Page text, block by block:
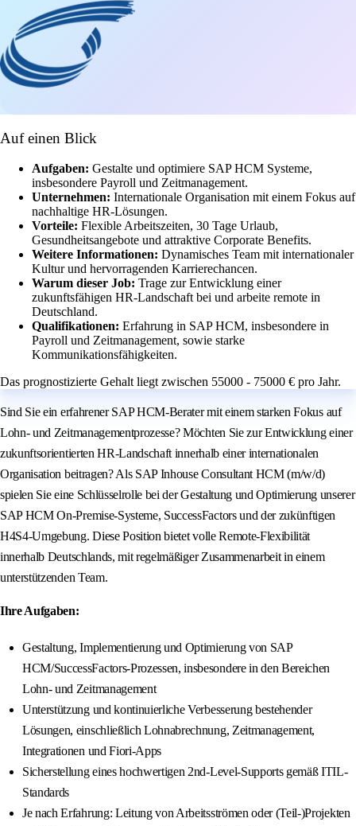
Auf einen Blick
Aufgaben: Gestalte und optimiere SAP HCM Systeme,
insbesondere Payroll und Zeitmanagement.
Unternehmen: Internationale Organisation mit einem Fokus auf
nachhaltige HR-Lösungen.
Vorteile: Flexible Arbeitszeiten, 30 Tage Urlaub,
Gesundheitsangebote und attraktive Corporate Benefits.
Weitere Informationen: Dynamisches Team mit internationaler
Kultur und hervorragenden Karrierechancen.
Warum dieser Job: Trage zur Entwicklung einer
zukunftsfähigen HR-Landschaft bei und arbeite remote in
Deutschland.
Qualifikationen: Erfahrung in SAP HCM, insbesondere in
Payroll und Zeitmanagement, sowie starke
Kommunikationsfähigkeiten.
Das prognostizierte Gehalt liegt zwischen 55000 - 75000 € pro Jahr.
Sind Sie ein erfahrener SAP HCM-Berater mit einem starken Fokus auf
Lohn- und Zeitmanagementprozesse? Möchten Sie zur Entwicklung einer
zukunftsorientierten HR-Landschaft innerhalb einer internationalen
Organisation beitragen? Als SAP Inhouse Consultant HCM (m/w/d)
spielen Sie eine Schlüsselrolle bei der Gestaltung und Optimierung unserer
SAP HCM On-Premise-Systeme, SuccessFactors und der zukünftigen
H4S4-Umgebung. Diese Position bietet volle Remote-Flexibilität
innerhalb Deutschlands, mit regelmäßiger Zusammenarbeit in einem
unterstützenden Team.
Ihre Aufgaben:
Gestaltung, Implementierung und Optimierung von SAP
HCM/SuccessFactors-Prozessen, insbesondere in den Bereichen
Lohn- und Zeitmanagement
Unterstützung und kontinuierliche Verbesserung bestehender
Lösungen, einschließlich Lohnabrechnung, Zeitmanagement,
Integrationen und Fiori-Apps
Sicherstellung eines hochwertigen 2nd-Level-Supports gemäß ITIL-
Standards
Je nach Erfahrung: Leitung von Arbeitsströmen oder (Teil-)Projekten